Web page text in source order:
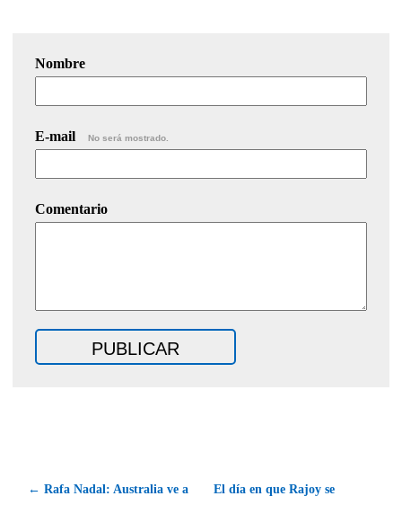
Nombre
E-mail No será mostrado.
Comentario
← Rafa Nadal: Australia ve a El día en que Rajoy se